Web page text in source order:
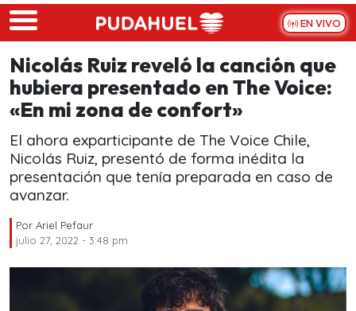
Skip to main content
EN VIVO
Nicolás Ruiz reveló la canción que
hubiera presentado en The Voice:
«En mi zona de confort»
El ahora exparticipante de The Voice Chile,
Nicolás Ruiz, presentó de forma inédita la
presentación que tenía preparada en caso de
avanzar.
Por Ariel Pefaur
julio 27, 2022 - 3:48 pm